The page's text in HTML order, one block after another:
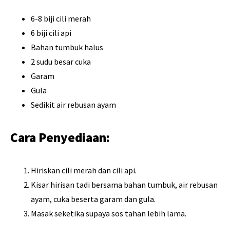
6-8 biji cili merah
6 biji cili api
Bahan tumbuk halus
2 sudu besar cuka
Garam
Gula
Sedikit air rebusan ayam
Cara Penyediaan:
Hiriskan cili merah dan cili api.
Kisar hirisan tadi bersama bahan tumbuk, air rebusan
ayam, cuka beserta garam dan gula.
Masak seketika supaya sos tahan lebih lama.